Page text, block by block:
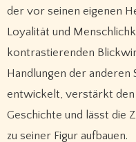
der vor seinen eigenen
Loyalität und
kontrastierenden
Handlungen der anderen
entwickelt, verstärkt
Geschichte und lässt die
zu seiner Figur aufbauen.